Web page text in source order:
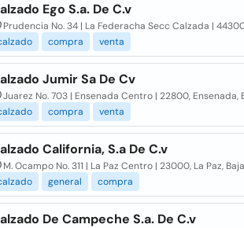
Ego S.a. De C.v
Prudencia No. 34 | La Federacha Secc Calzada |
compra venta
Jumir Sa De Cv
Juarez No. 703 | Ensenada Centro | 22800, Ensenada,
compra venta
California, S.a De C.v
M. Ocampo No. 311 | La Paz Centro | 23000, La Paz,
general compra
De Campeche S.a. De C.v